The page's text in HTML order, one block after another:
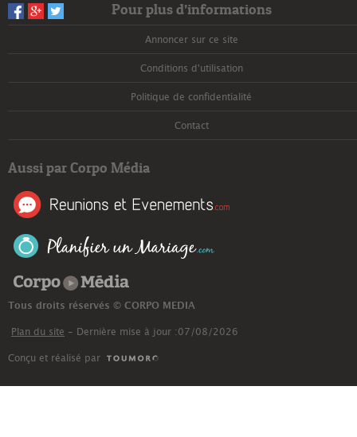
Pour plus d’informations
Annoncer sur ce site
Conditions d'utilisation
Politique de confidentialité
Contact
Aussi par Corpo Média
Tous droits réservés © CORPO MEDIA
Plan du site - Dernière mise à jour :07/08/2026
Conçu et réalisé par